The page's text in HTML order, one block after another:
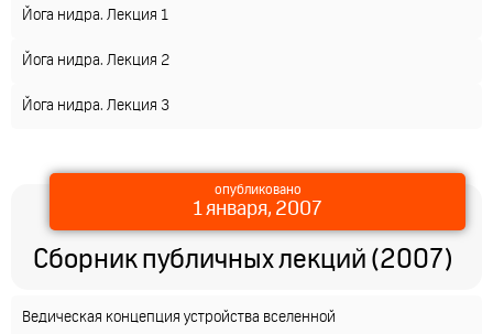
Йога нидра. Лекция 1
Йога нидра. Лекция 2
Йога нидра. Лекция 3
опубликовано
1 января, 2007
Сборник публичных лекций (2007)
Ведическая концепция устройства вселенной